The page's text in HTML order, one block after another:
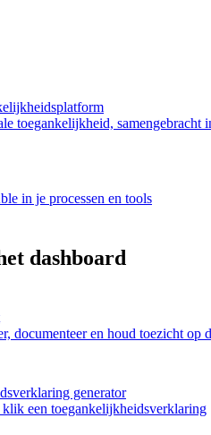
toegankelijkheid, samengebracht
in je processen en tools
dashboard
documenteer en houd toezicht op
generator
klik een toegankelijkheidsverklaring